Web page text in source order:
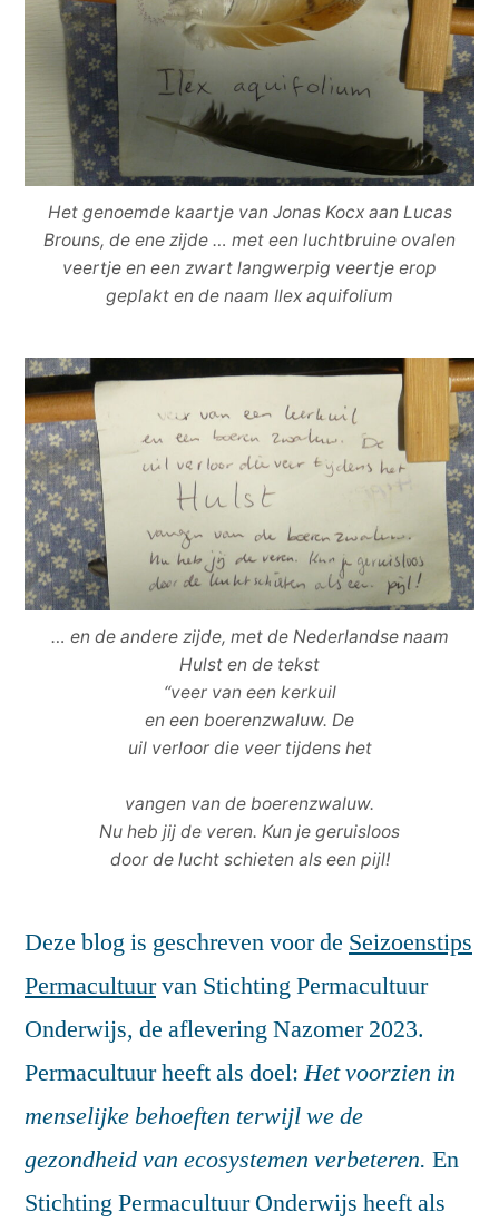
Het genoemde kaartje van Jonas Kocx aan Lucas
Brouns, de ene zijde … met een luchtbruine ovalen
veertje en een zwart langwerpig veertje erop
geplakt en de naam Ilex aquifolium
… en de andere zijde, met de Nederlandse naam
Hulst en de tekst
“veer van een kerkuil
en een boerenzwaluw. De
uil verloor die veer tijdens het
vangen van de boerenzwaluw.
Nu heb jij de veren. Kun je geruisloos
door de lucht schieten als een pijl!
Deze blog is geschreven voor de Seizoenstips
Permacultuurvan Stichting Permacultuur
Onderwijs, de aflevering Nazomer 2023.
Permacultuur heeft als doel:Het voorzien in
menselijke behoeften terwijl we de
gezondheid van ecosystemen verbeteren. En
Stichting Permacultuur Onderwijs heeft als